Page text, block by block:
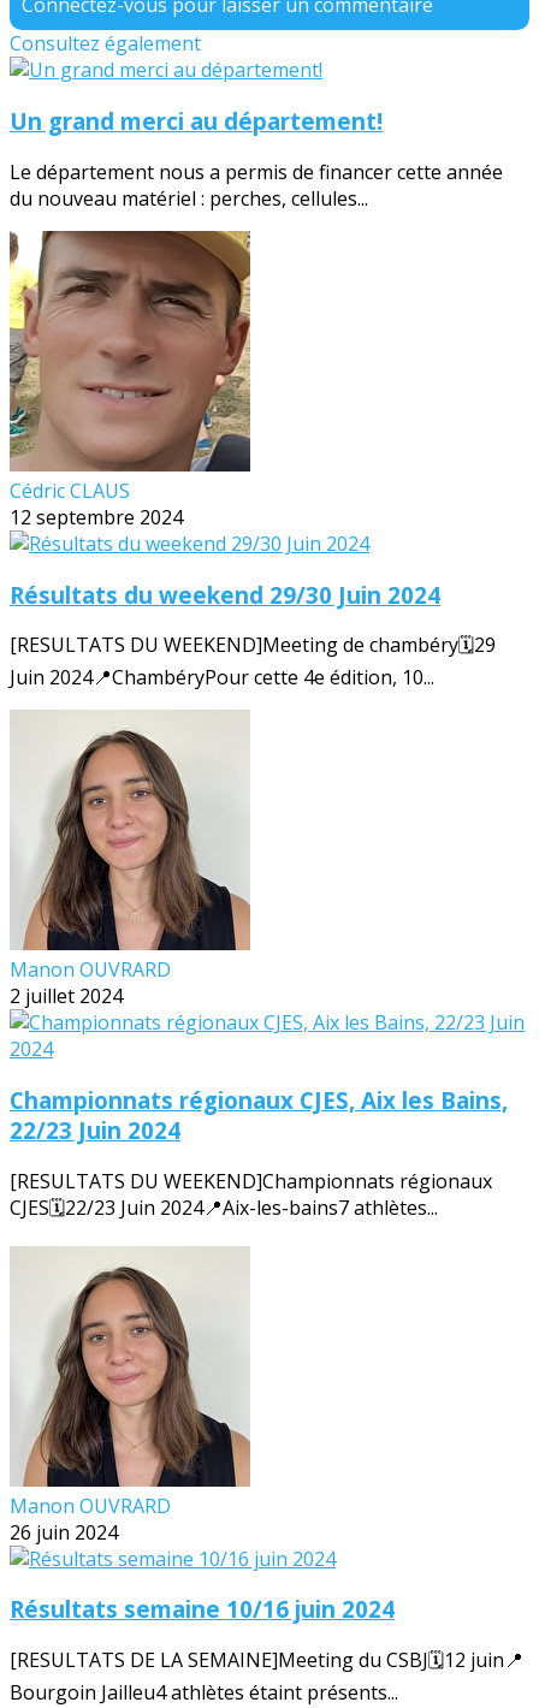
Connectez-vous pour laisser un commentaire
Consultez également
Un grand merci au département!
Le département nous a permis de financer cette année
du nouveau matériel : perches, cellules...
Cédric CLAUS
12 septembre 2024
Résultats du weekend 29/30 Juin 2024
[RESULTATS DU WEEKEND]Meeting de chambéry🗓️29
Juin 2024📍ChambéryPour cette 4e édition, 10...
Manon OUVRARD
2 juillet 2024
Championnats régionaux CJES, Aix les Bains,
22/23 Juin 2024
[RESULTATS DU WEEKEND]Championnats régionaux
CJES🗓️22/23 Juin 2024📍Aix-les-bains7 athlètes...
Manon OUVRARD
26 juin 2024
Résultats semaine 10/16 juin 2024
[RESULTATS DE LA SEMAINE]Meeting du CSBJ🗓️12 juin📍
Bourgoin Jailleu4 athlètes étaint présents...